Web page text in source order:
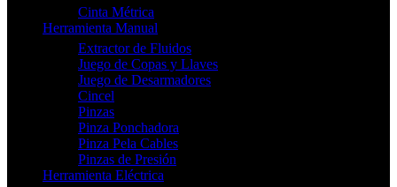
Cinta Métrica
Herramienta Manual
Extractor de Fluidos
Juego de Copas y Llaves
Juego de Desarmadores
Cincel
Pinzas
Pinza Ponchadora
Pinza Pela Cables
Pinzas de Presión
Herramienta Eléctrica